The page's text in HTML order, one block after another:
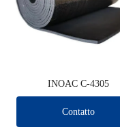
INOAC C-4305
Contatto